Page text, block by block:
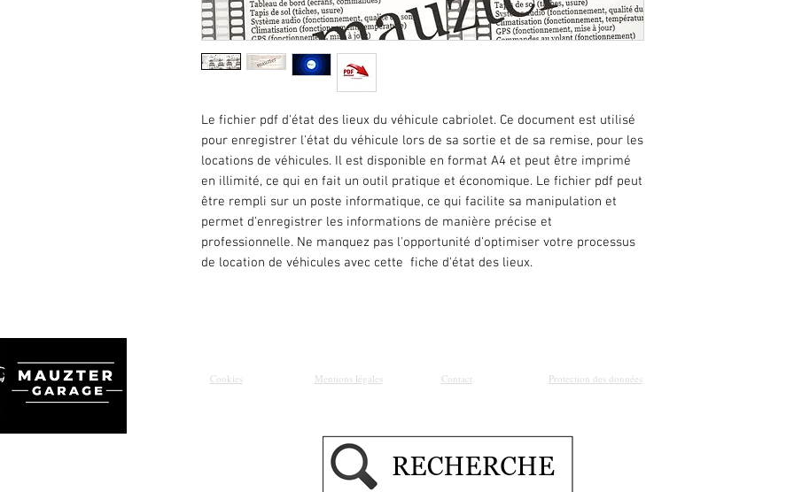
Le fichier pdf d'état des lieux du véhicule cabriolet. Ce document est utilisé
pour enregistrer l'état du véhicule lors de sa sortie et de sa remise, pour les
locations de véhicules. Il est disponible en format A4 et peut être imprimé
en illimité, ce qui en fait un outil pratique et économique. Le fichier pdf peut
être rempli sur un poste informatique, ce qui facilite sa manipulation et
permet d'enregistrer les informations de manière précise et
professionnelle. Ne manquez pas l'opportunité d'optimiser votre processus
de location de véhicules avec cette fiche d'état des lieux.
Cookies Mentions légales Contact Protection des données